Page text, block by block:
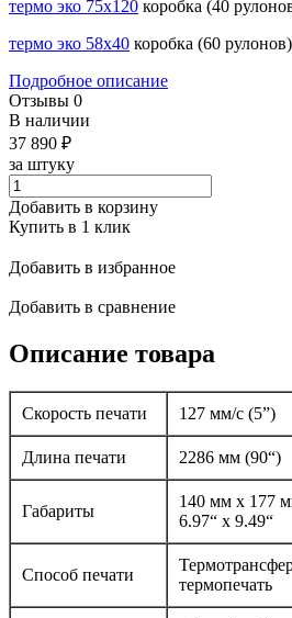
термо эко 75х120 коробка (40
термо эко 58х40 коробка (60 рулонов)
Подробное описание
Отзывы 0
В наличии
37 890 ₽
за штуку
Добавить в корзину
Купить в 1 клик
Добавить в избранное
Добавить в сравнение
Описание товара
Скорость печати 127 мм/с (5”)
Длина печати 2286 мм (90“)
Габариты
140 мм x 177
6.97“ x 9.49“
Способ печати
термопечать